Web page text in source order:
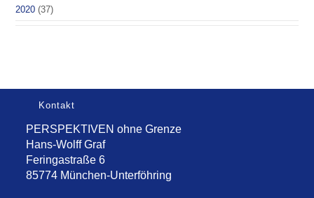
2020 (37)
Kontakt
PERSPEKTIVEN ohne Grenze
Hans-Wolff Graf
Feringastraße 6
85774 München-Unterföhring